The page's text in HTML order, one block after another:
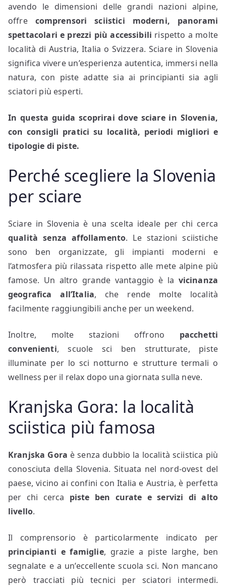
avendo le dimensioni delle grandi nazioni alpine,
offre comprensori sciistici moderni, panorami
spettacolari e prezzi più accessibili rispetto a molte
località di Austria, Italia o Svizzera. Sciare in Slovenia
significa vivere un’esperienza autentica, immersi nella
natura, con piste adatte sia ai principianti sia agli
sciatori più esperti.
In questa guida scoprirai dove sciare in Slovenia,
con consigli pratici su località, periodi migliori e
tipologie di piste.
Perché scegliere la Slovenia
per sciare
Sciare in Slovenia è una scelta ideale per chi cerca
qualità senza affollamento. Le stazioni sciistiche
sono ben organizzate, gli impianti moderni e
l’atmosfera più rilassata rispetto alle mete alpine più
famose. Un altro grande vantaggio è la vicinanza
geografica all’Italia, che rende molte località
facilmente raggiungibili anche per un weekend.
Inoltre, molte stazioni offrono pacchetti
convenienti, scuole sci ben strutturate, piste
illuminate per lo sci notturno e strutture termali o
wellness per il relax dopo una giornata sulla neve.
Kranjska Gora: la località
sciistica più famosa
Kranjska Gora è senza dubbio la località sciistica più
conosciuta della Slovenia. Situata nel nord-ovest del
paese, vicino ai confini con Italia e Austria, è perfetta
per chi cerca piste ben curate e servizi di alto
livello.
Il comprensorio è particolarmente indicato per
principianti e famiglie, grazie a piste larghe, ben
segnalate e a un’eccellente scuola sci. Non mancano
però tracciati più tecnici per sciatori intermedi.